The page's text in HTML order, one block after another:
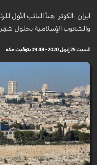
ايران -الكوثر: هنأ النائب الأول
والشعوب الإسلامیة بحلول
السبت 25 إبريل 2020 - 09:48 بتوقيت مكة